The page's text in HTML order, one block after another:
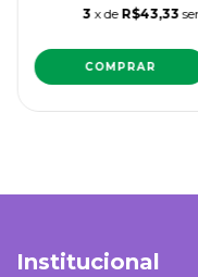
3 x de R$43,33
Institucional